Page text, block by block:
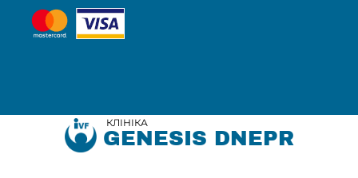
КЛІНІКА
GENESIS DNEPR